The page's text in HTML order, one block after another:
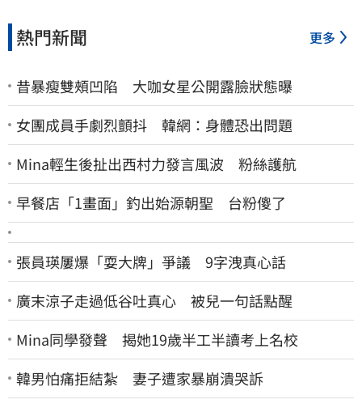
熱門新聞 更多
昔暴瘦雙頰凹陷 大咖女星公開露臉狀態曝
女團成員手劇烈顫抖 韓網：身體恐出問題
Mina輕生後扯出西村力發言風波 粉絲護航
早餐店「1畫面」釣出始源朝聖 台粉傻了
張員瑛屢爆「耍大牌」爭議 9字洩真心話
廣末涼子走過低谷吐真心 被兒一句話點醒
Mina同學發聲 揭她19歲半工半讀考上名校
韓男怕痛拒結紮 妻子遭家暴崩潰哭訴